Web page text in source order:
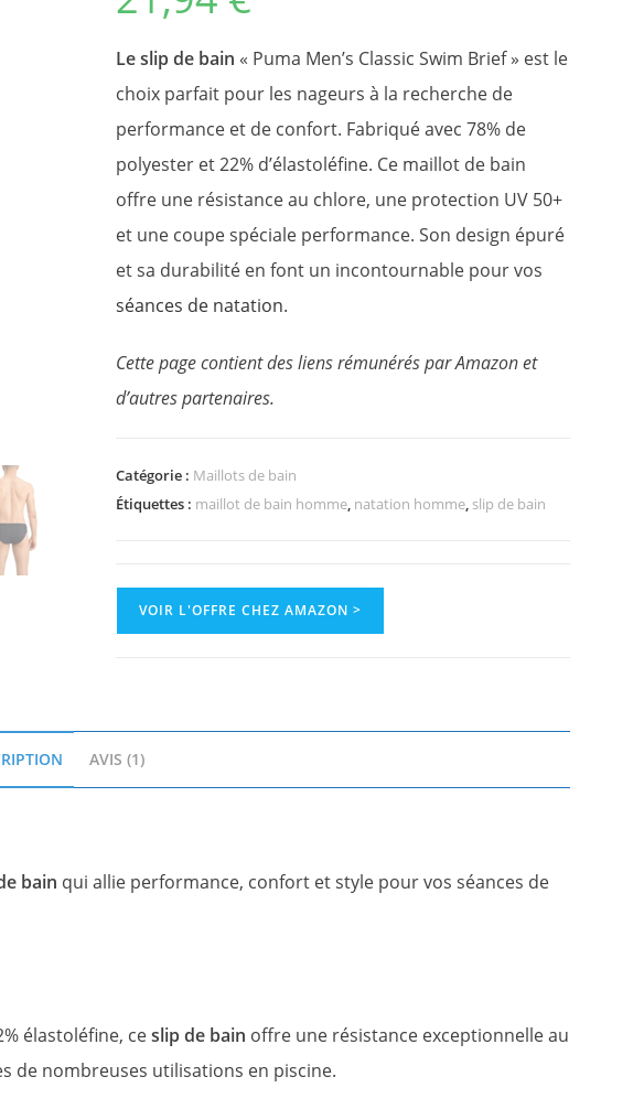
basé sur
Le slip de bain « Puma Men’s Classic Swim Brief » est le
choix parfait pour les nageurs à la recherche de
performance et de confort. Fabriqué avec 78% de
polyester et 22% d’élastoléfine. Ce maillot de bain
offre une résistance au chlore, une protection UV 50+
et une coupe spéciale performance. Son design épuré
et sa durabilité en font un incontournable pour vos
séances de natation.
Cette page contient des liens rémunérés par Amazon et
d’autres partenaires.
Catégorie : Maillots de bain
Étiquettes : maillot de bain homme, natation homme, slip de bain
VOIR L'OFFRE CHEZ AMAZON >
AVIS (1)
bain qui allie performance, confort et style pour vos séances de
élastoléfine, ceslip de bain offre une résistance exceptionnelle au
de nombreuses utilisations en piscine.